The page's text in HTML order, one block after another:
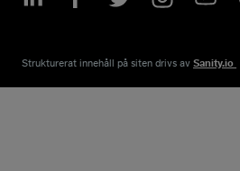
Strukturerat innehåll på siten drivs av​ Sanity.io